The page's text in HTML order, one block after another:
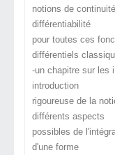
notions de
différentiabilité
pour toutes ces
différentiels
-un chapitre sur les
introduction
rigoureuse de la
différents aspects
possibles de
d'une forme